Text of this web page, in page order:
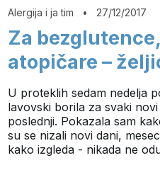
Alergija i ja tim • 27/12/2017
Za
atopičare –
U proteklih sedam nedelja
lavovski borila za svaki
poslednji. Pokazala sam
su se nizali novi dani,
kako izgleda - nikada ne